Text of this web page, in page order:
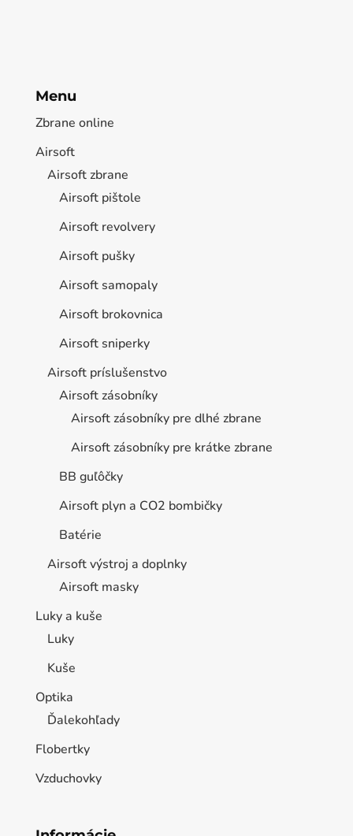
Menu
Zbrane online
Airsoft
Airsoft zbrane
Airsoft pištole
Airsoft revolvery
Airsoft pušky
Airsoft samopaly
Airsoft brokovnica
Airsoft sniperky
Airsoft príslušenstvo
Airsoft zásobníky
Airsoft zásobníky pre dlhé zbrane
Airsoft zásobníky pre krátke zbrane
BB guľôčky
Airsoft plyn a CO2 bombičky
Batérie
Airsoft výstroj a doplnky
Airsoft masky
Luky a kuše
Luky
Kuše
Optika
Ďalekohľady
Flobertky
Vzduchovky